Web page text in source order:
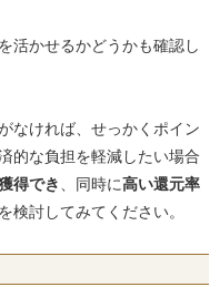
活かせるかどうかも確認し
なければ、せっかくポイン
的な負担を軽減したい場合
得でき 、同時に高い還元率
検討してみてください。